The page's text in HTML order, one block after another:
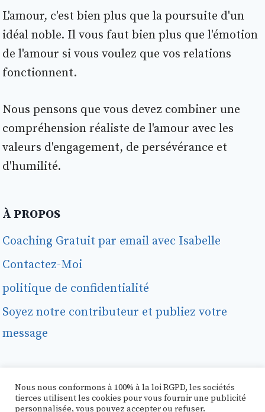
L'amour, c'est bien plus que la poursuite d'un
idéal noble. Il vous faut bien plus que l'émotion
de l'amour si vous voulez que vos relations
fonctionnent.
Nous pensons que vous devez combiner une
compréhension réaliste de l'amour avec les
valeurs d'engagement, de persévérance et
d'humilité.
À PROPOS
Coaching Gratuit par email avec Isabelle
Contactez-Moi
politique de confidentialité
Soyez notre contributeur et publiez votre
message
Nous nous conformons à 100% à la loi RGPD, les sociétés
tierces utilisent les cookies pour vous fournir une publicité
personnalisée, vous pouvez accepter ou refuser.